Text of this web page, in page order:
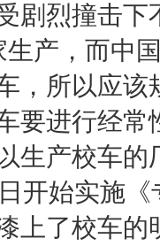
剧烈撞击下
生产，而中
，所以应
要进行经
生产校车
开始实施
上了校车